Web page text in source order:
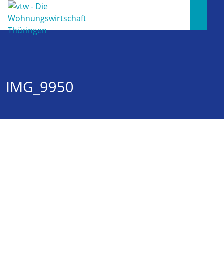
IMG_9950